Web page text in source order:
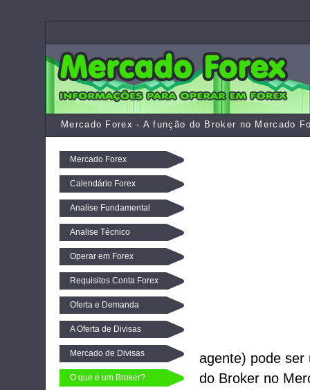
Mercado Forex - A função do Broker no Mercado
agente) pode ser
do Broker no
Mercado Forex
Calendário Forex
Analise Fundamental
Analise Técnico
Operar em Forex
Requisitos Conta Forex
Oferta e Demanda
A Oferta de Divisas
Mercado de Divisas
O que é um Broker?